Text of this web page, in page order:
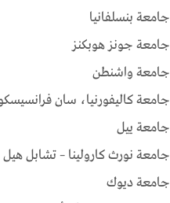
جامعة بنسلفانيا
جامعة جونز هوبكنز
جامعة واشنطن
جامعة كاليفورنيا، سان
جامعة ييل
جامعة نورث كارولينا – تشابل هيل
جامعة ديوك